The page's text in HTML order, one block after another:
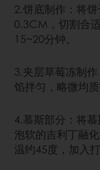
2.饼底制作：将
0.3CM，切割合
15~20分钟。
3.夹层草莓冻制
馅拌匀，略微均质
4.慕斯部分：将
泡软的吉利丁融
温约45度，加入